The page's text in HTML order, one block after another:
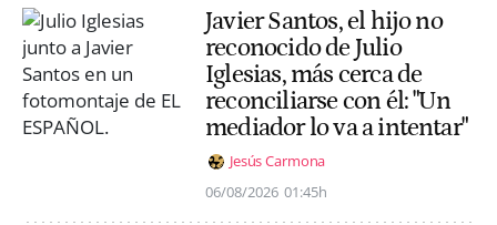
Javier Santos, el hijo no
reconocido de Julio
Iglesias, más cerca de
reconciliarse con él: "Un
mediador lo va a intentar"
Jesús Carmona
06/08/2026 01:45h